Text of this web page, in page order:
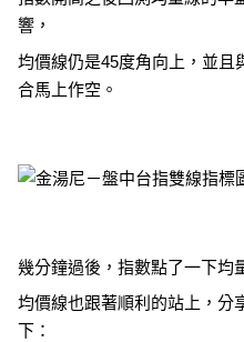
響，
均價線仍是45度角向上，並且
合馬上作空。
幾分鐘過後，指數點了一下均
均價線也跟著順利的站上，分
下：